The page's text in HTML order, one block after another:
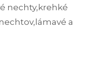
nechty, krehké
, lámavé a